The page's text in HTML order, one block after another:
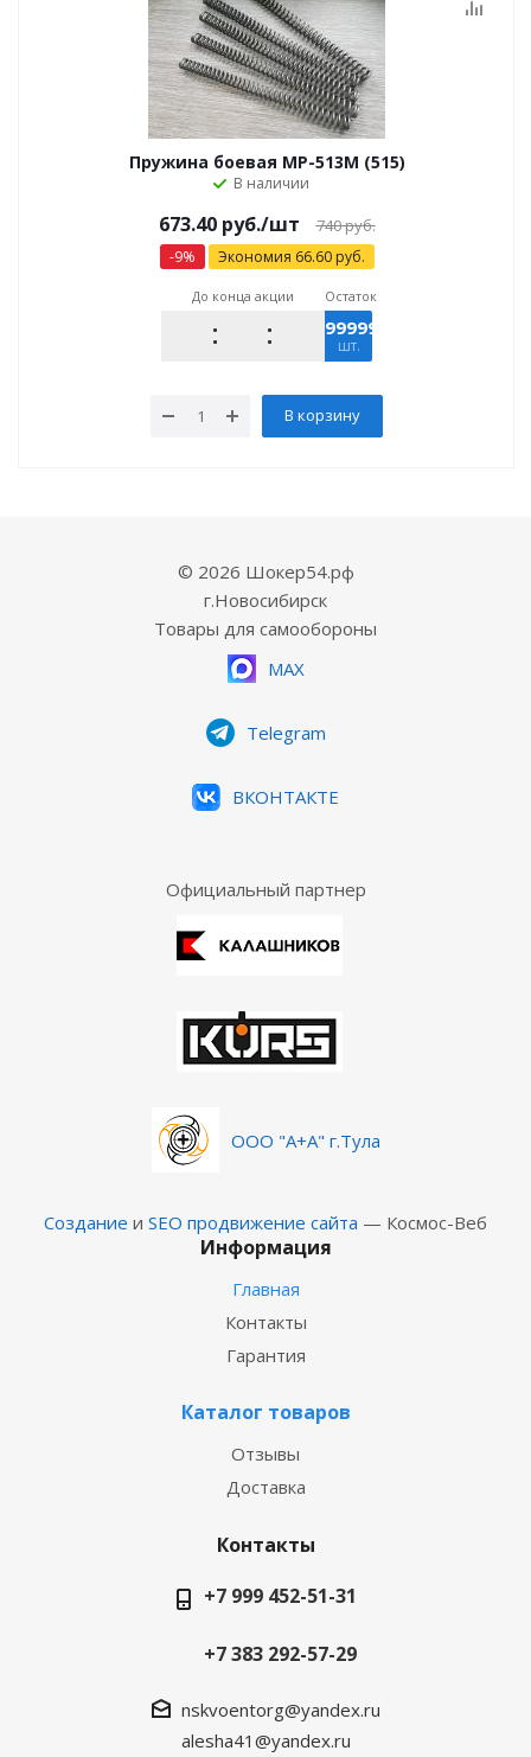
Пружина боевая МР-513М (515)
В наличии
673.40руб./шт 740руб.
-9% Экономия 66.60руб.
До конца акции Остаток
9999999
шт.
В корзину
© 2026 Шокер54.рф
г.Новосибирск
Товары для самообороны
MAX
Telegram
ВКОНТАКТЕ
Официальный партнер
ООО "А+А" г.Тула
Создание и SEO продвижение сайта — Космос-Веб
Информация
Главная
Контакты
Гарантия
Каталог товаров
Отзывы
Доставка
Контакты
+7 999 452-51-31
+7 383 292-57-29
nskvoentorg@yandex.ru
alesha41@yandex.ru